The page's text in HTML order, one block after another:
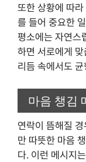
또한 상황에 따
를 들어 중요한
평소에는 자연스
하면 서로에게
리듬 속에서도
마음 챙김
연락이 뜸해질 경
만 따뜻한 마음
다. 이런 메시지